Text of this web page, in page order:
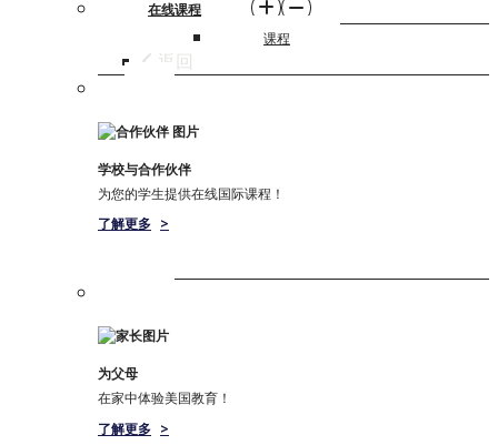
在线课程
课程
返回
学校与合作伙伴
为您的学生提供在线国际课程！
了解更多 >
为父母
在家中体验美国教育！
了解更多 >